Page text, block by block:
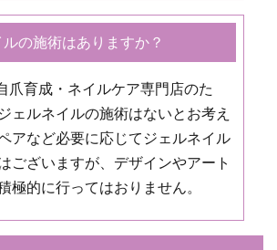
の施術はありますか？
爪育成・ネイルケア専門店のた
ェルネイルの施術はないとお考え
アなど必要に応じてジェルネイル
ございますが、デザインやアート
極的に行ってはおりません。